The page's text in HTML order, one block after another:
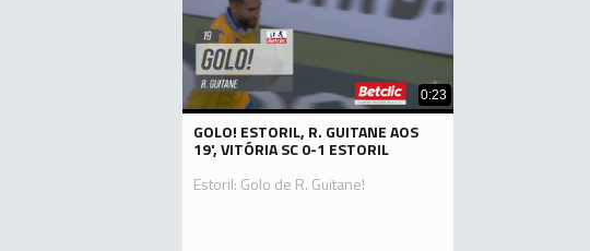
0:23
GOLO! ESTORIL, R. GUITANE AOS
19', VITÓRIA SC 0-1 ESTORIL
Estoril: Golo de R. Guitane!